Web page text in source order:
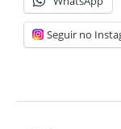
Seguir no